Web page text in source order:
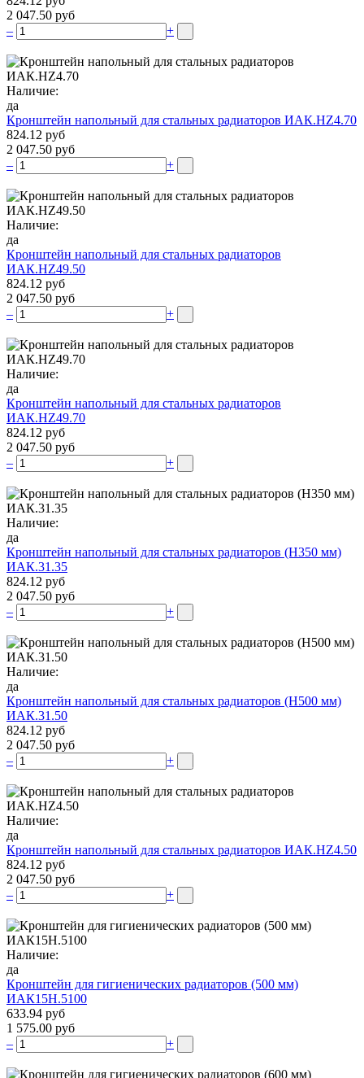
2 047.50 руб
–
+
Наличие:
да
Кронштейн напольный для стальных радиаторов ИАК.НZ4.70
824.12 руб
2 047.50 руб
–
+
Наличие:
да
Кронштейн напольный для стальных радиаторов
ИАК.НZ49.50
824.12 руб
2 047.50 руб
–
+
Наличие:
да
Кронштейн напольный для стальных радиаторов
ИАК.НZ49.70
824.12 руб
2 047.50 руб
–
+
Наличие:
да
Кронштейн напольный для стальных радиаторов (Н350 мм)
ИАК.31.35
824.12 руб
2 047.50 руб
–
+
Наличие:
да
Кронштейн напольный для стальных радиаторов (Н500 мм)
ИАК.31.50
824.12 руб
2 047.50 руб
–
+
Наличие:
да
Кронштейн напольный для стальных радиаторов ИАК.НZ4.50
824.12 руб
2 047.50 руб
–
+
Наличие:
да
Кронштейн для гигиенических радиаторов (500 мм)
ИАК15Н.5100
633.94 руб
1 575.00 руб
–
+